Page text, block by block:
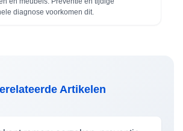
diagnose voorkomen dit.
Artikelen